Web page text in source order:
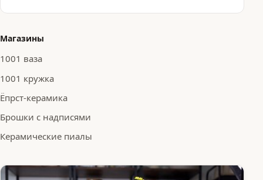
Магазины
1001 ваза
1001 кружка
Ёпрст-керамика
Брошки с надписями
Керамические пиалы